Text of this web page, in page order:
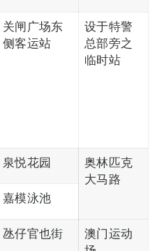
关闸广场东
侧客运站
设于特警
总部旁之
临时站
泉悦花园
奥林匹克
大马路
嘉模泳池
氹仔官也街
澳门运动